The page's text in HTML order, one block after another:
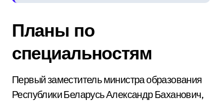
Планы по
специальностям
Первый заместитель министра образования
Республики Беларусь Александр Баханович,